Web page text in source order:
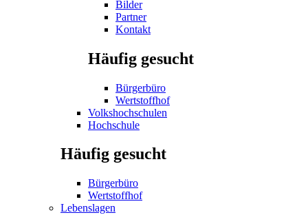
Bilder
Partner
Kontakt
Häufig gesucht
Bürgerbüro
Wertstoffhof
Volkshochschulen
Hochschule
Häufig gesucht
Bürgerbüro
Wertstoffhof
Lebenslagen